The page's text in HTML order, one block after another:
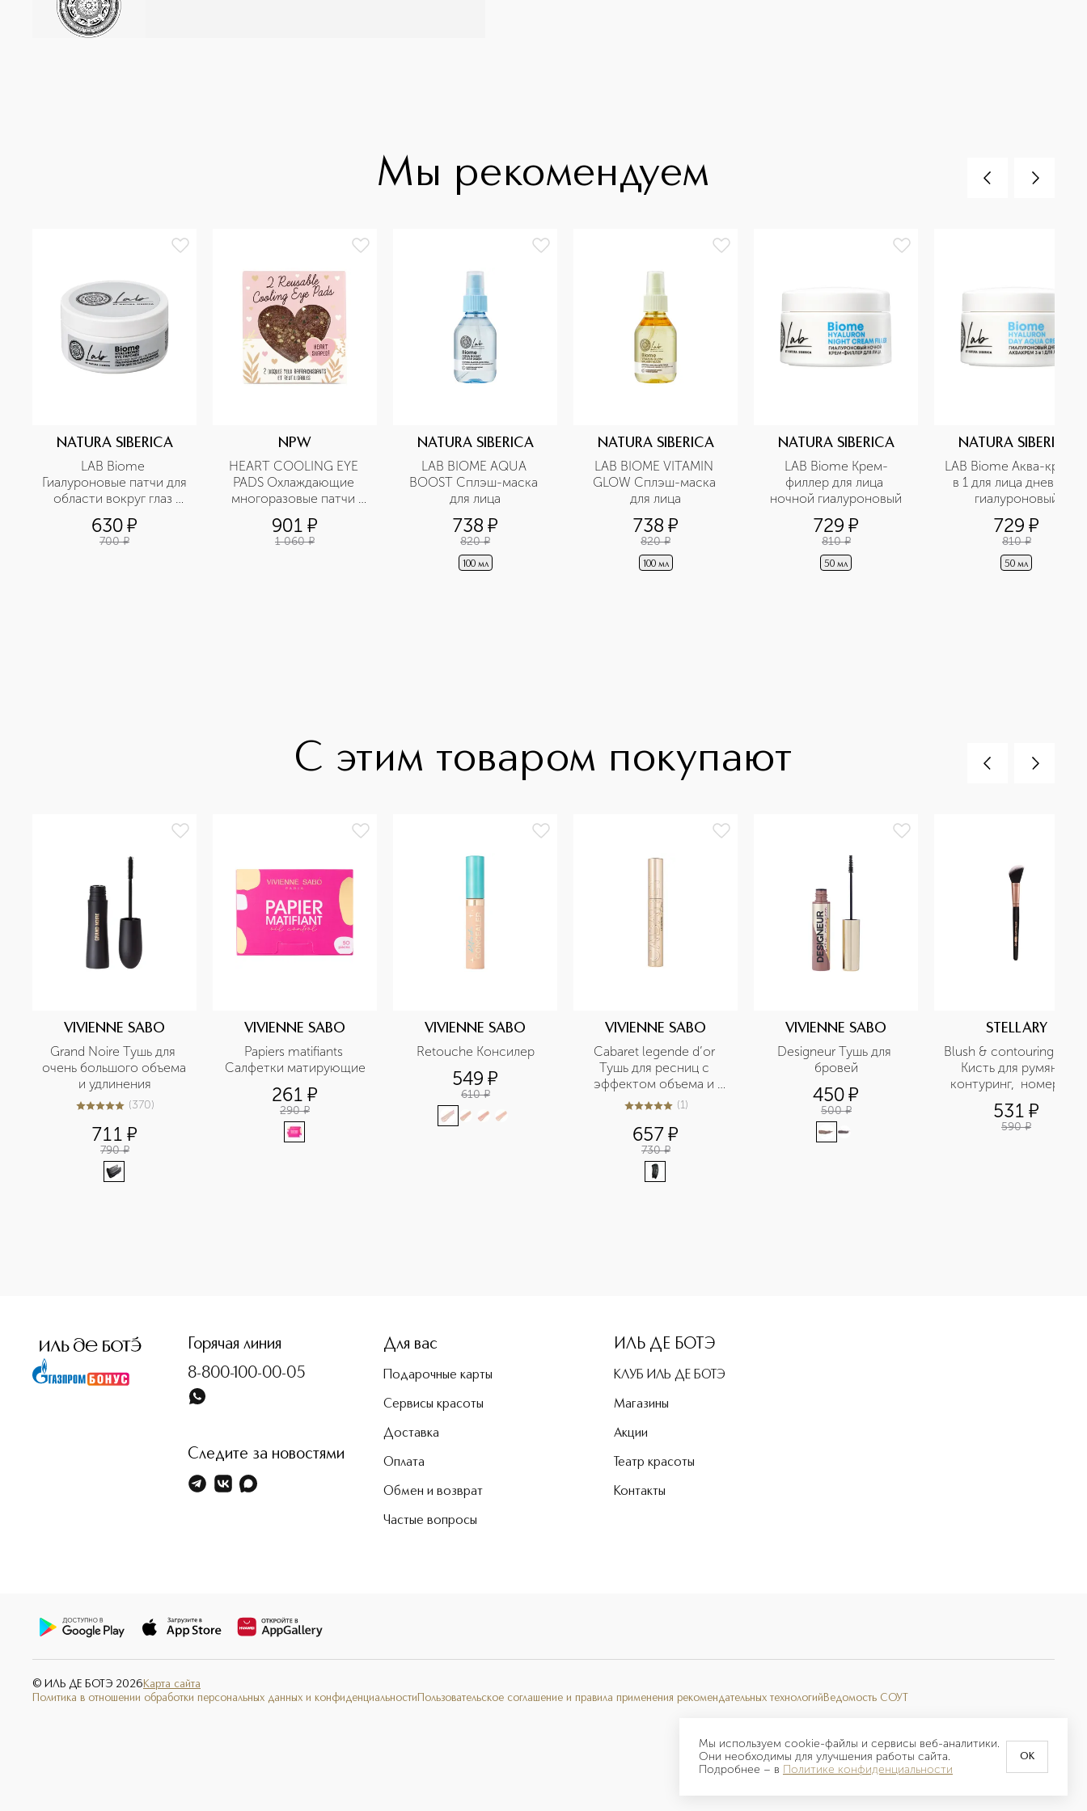
Мы используем cookie-файлы и сервисы веб-аналитики.
Они необходимы для улучшения работы сайта.
Подробнее – в Политике конфиденциальности
OK
Мы рекомендуем
NATURA SIBERICA
LAB Biome
Гиалуроновые патчи для
области вокруг глаз
увлажняющие
630¤
700 ¤
NPW
HEART COOLING EYE
PADS Охлаждающие
многоразовые патчи
Сердечки
901 ¤
1 060 ¤
NATURA SIBERICA
LAB BIOME AQUA
BOOST Сплэш-маска
для лица
738 ¤
820 ¤
100 мл
NATURA SIBERICA
LAB BIOME VITAMIN
GLOW Сплэш-маска
для лица
738 ¤
820 ¤
100 мл
NATURA SIBERICA
LAB Biome Крем-
филлер для лица
ночной гиалуроновый
729 ¤
810 ¤
50 мл
NATURA SIBERICA
LAB Biome Аква-крем 3
в 1 для лица дневной
гиалуроновый
729 ¤
810 ¤
50 мл
С этим товаром покупают
VIVIENNE SABO
Grand Noire Тушь для
очень большого объема
и удлинения
4.9из5370 (370)
711 ¤
790 ¤
VIVIENNE SABO
Papiers matifiants
Салфетки матирующие
261 ¤
290 ¤
VIVIENNE SABO
Retouche Консилер
549 ¤
610 ¤
VIVIENNE SABO
Cabaret legende d’or
Тушь для ресниц с
эффектом объема и
удлинения
5из 51 (1)
657¤
730 ¤
VIVIENNE SABO
Designeur Тушь для
бровей
450¤
500 ¤
STELLARY
Blush & contouring
Кисть для румян и
контуринг,  номер 135
531 ¤
590 ¤
Горячая линия
8-800-100-00-05
Следите за новостями
Для вас
Подарочные карты
Сервисы красоты
Доставка
Оплата
Обмен и возврат
Частые вопросы
ИЛЬ ДЕ БОТЭ
КЛУБ ИЛЬ ДЕ БОТЭ
Магазины
Акции
Театр красоты
Контакты
© ИЛЬ ДЕ БОТЭ 2026 Карта сайта
Политика в отношении обработки персональных данных и конфиденциальности Пользовательское соглашение и правила применения рекомендательных технологий Ведомость СОУТ